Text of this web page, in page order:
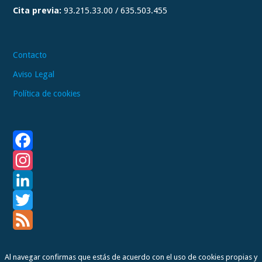
Al navegar confirmas que estás de acuerdo con el uso de cookies propias y
m
Cita previa: 93.215.33.00 / 635.503.455
Contacto
Aviso Legal
Política de cookies
F
a
c
e
o
n
s
a
L
k
T
ie